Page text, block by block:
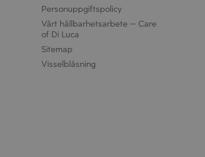
Personuppgifts­policy
Vårt hållbarhetsarbete – Care
of Di Luca
Sitemap
Visselblåsning